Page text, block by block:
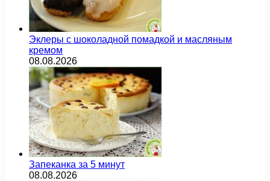
Эклеры с шоколадной помадкой и масляным
кремом
08.08.2026
Запеканка за 5 минут
08.08.2026